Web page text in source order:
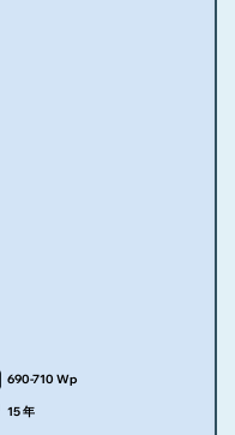
690-710 Wp
15 年